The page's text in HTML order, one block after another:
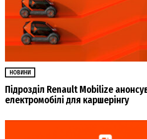
НОВИНИ
Підрозділ Renault Mobilize
електромобілі для каршерінгу